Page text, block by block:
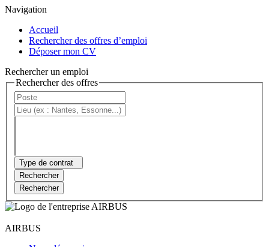
Navigation
Accueil
Rechercher des offres d’emploi
Déposer mon CV
Rechercher un emploi
Rechercher des offres
Type de contrat
Rechercher
Rechercher
AIRBUS